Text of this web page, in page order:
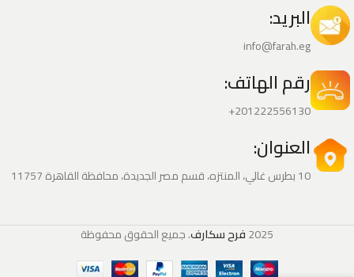
البريد:
info@farah.eg
رقم الهاتف:
201222556130+
العنوان:
10 بطرس غالي، المنتزه، قسم مصر الجديدة، محافظة القاهرة‬ 11757
2025فرح سكارف. جميع الحقوق محفوظة